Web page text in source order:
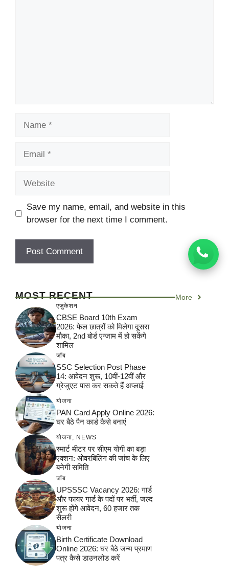
Save my name, email, and website in this
browser for the next time I comment.
MOST RECENT More
एजुकेशन
CBSE Board 10th Exam
2026: फेल छात्रों को मिलेगा दूसरा
मौका, 2nd बोर्ड एग्जाम में हो सकेंगे
शामिल
जॉब
SSC Selection Post Phase
14: आवेदन शुरू, 10वीं-12वीं और
ग्रेजुएट पास कर सकते हैं अप्लाई
योजना
PAN Card Apply Online 2026:
घर बैठे पैन कार्ड कैसे बनाएं
योजना, NEWS
स्मार्ट मीटर पर सीएम योगी का बड़ा
एक्शन: ओवरबिलिंग की जांच के लिए
बनेगी समिति
जॉब
UPSSSC Vacancy 2026: गार्ड
और फायर गार्ड के पदों पर भर्ती, जल्द
शुरू होंगे आवेदन, 60 हजार तक
सैलरी
योजना
Birth Certificate Download
Online 2026: घर बैठे जन्म प्रमाण
पत्र कैसे डाउनलोड करें